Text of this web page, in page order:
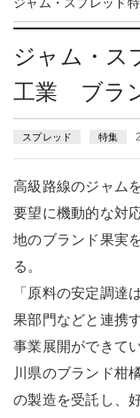
ジャム・ス
工業 ブラ
スプレッド 特集
高級路線のジャム
要望に機動的な対
地のブランド果実
る。
「原料の安定調達
果部門などと連携
事業展開ができて
川県のブランド柑
の製造を受託し、